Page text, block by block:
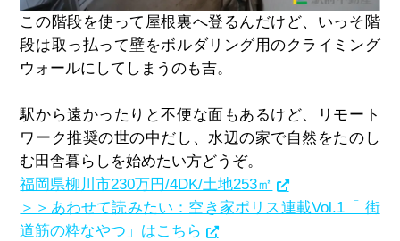
この階段を使って屋根裏へ登るんだけど、いっそ階
段は取っ払って壁をボルダリング用のクライミング
ウォールにしてしまうのも吉。
駅から遠かったりと不便な面もあるけど、リモート
ワーク推奨の世の中だし、水辺の家で自然をたのし
む田舎暮らしを始めたい方どうぞ。
福岡県柳川市230万円/4DK/土地253‪㎡
＞＞あわせて読みたい：空き家ポリス連載Vol.1「 街
道筋の粋なやつ」はこちら